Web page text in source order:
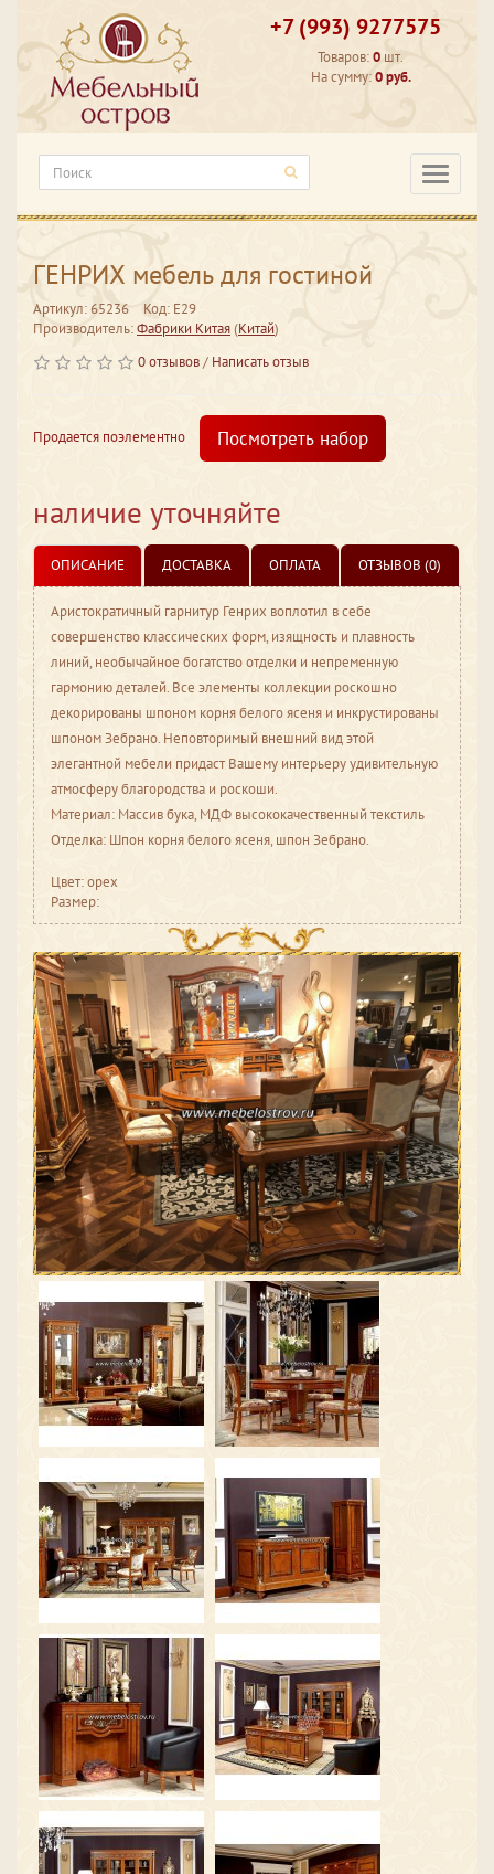
+7 (993) 9277575
Товаров:0 шт.
На сумму:0 руб.
ГЕНРИХ мебель для гостиной
Артикул: 65236
Код: Е29
Производитель:Фабрики Китая(Китай)
0 отзывов/ Написать отзыв
Продается поэлементно Посмотреть набор
наличие уточняйте
ОПИСАНИЕ ДОСТАВКА ОПЛАТА ОТЗЫВОВ (0)
Аристократичный гарнитур Генрих воплотил в себе
совершенство классических форм, изящность и плавность
линий, необычайное богатство отделки и непременную
гармонию деталей. Все элементы коллекции роскошно
декорированы шпоном корня белого ясеня и инкрустированы
шпоном Зебрано. Неповторимый внешний вид этой
элегантной мебели придаст Вашему интерьеру удивительную
атмосферу благородства и роскоши.
Материал: Массив бука, МДФ высококачественный текстиль
Отделка: Шпон корня белого ясеня, шпон Зебрано.
Цвет: орех
Размер: